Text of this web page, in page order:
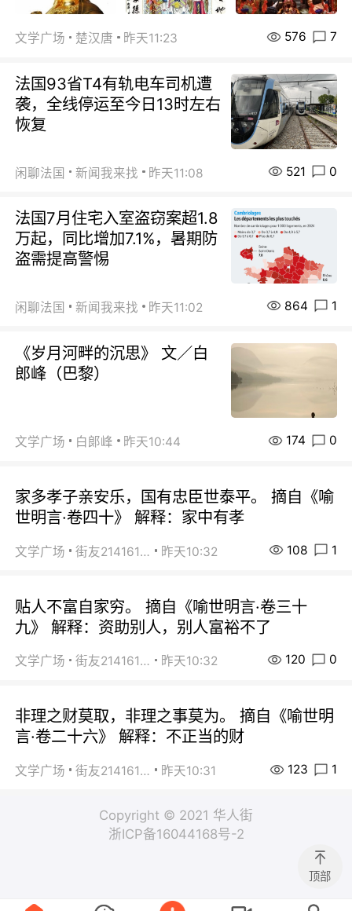
文学广场 楚汉唐 昨天11:23 576 7
法国93省T4有轨电车司机遭
袭，全线停运至今日13时左右
恢复
闲聊法国 新闻我来找 昨天11:08 521 0
法国7月住宅入室盗窃案超1.8
万起，同比增加7.1%，暑期防
盗需提高警惕
闲聊法国 新闻我来找 昨天11:02 864 1
《岁月河畔的沉思》 文／白
郎峰（巴黎）
文学广场 白郞峰 昨天10:44 174 0
家多孝子亲安乐，国有忠臣世泰平。 摘自《喻
世明言·卷四十》 解释：家中有孝
文学广场 街友21416156 昨天10:32 108 1
贴人不富自家穷。 摘自《喻世明言·卷三十
九》 解释：资助别人，别人富裕不了
文学广场 街友21416156 昨天10:32 120 0
非理之财莫取，非理之事莫为。 摘自《喻世明
言·卷二十六》 解释：不正当的财
文学广场 街友21416156 昨天10:31 123 1
Copyright © 2021 华人街
浙ICP备16044168号-2
顶部